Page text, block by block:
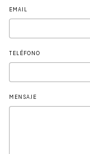
EMAIL
TELÉFONO
MENSAJE